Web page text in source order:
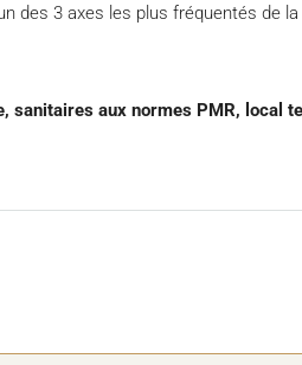
des 3 axes les plus fréquentés de la
sanitaires aux normes PMR, local